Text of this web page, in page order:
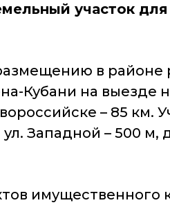
участок
в районе
Кубани на выезде
– 85 км.
Западной – 500
имущественного